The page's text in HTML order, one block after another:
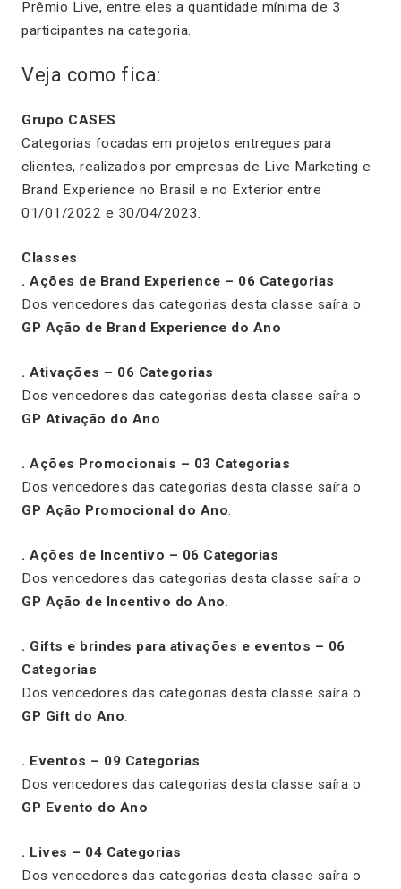
Prêmio Live, entre eles a quantidade mínima de 3
participantes na categoria.
Veja como fica:
Grupo CASES
Categorias focadas em projetos entregues para
clientes, realizados por empresas de Live Marketing e
Brand Experience no Brasil e no Exterior entre
01/01/2022 e 30/04/2023.
Classes
. Ações de Brand Experience – 06 Categorias
Dos vencedores das categorias desta classe saíra o
GP Ação de Brand Experience do Ano
. Ativações – 06 Categorias
Dos vencedores das categorias desta classe saíra o
GP Ativação do Ano
. Ações Promocionais – 03 Categorias
Dos vencedores das categorias desta classe saíra o
GP Ação Promocional do Ano.
. Ações de Incentivo – 06 Categorias
Dos vencedores das categorias desta classe saíra o
GP Ação de Incentivo do Ano.
. Gifts e brindes para ativações e eventos – 06
Categorias
Dos vencedores das categorias desta classe saíra o
GP Gift do Ano.
. Eventos – 09 Categorias
Dos vencedores das categorias desta classe saíra o
GP Evento do Ano.
. Lives – 04 Categorias
Dos vencedores das categorias desta classe saíra o